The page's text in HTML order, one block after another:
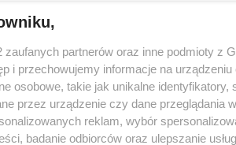
zaufanych partnerów oraz inne podmioty z
i przechowujemy informacje na urządzeniu
osobowe, takie jak unikalne identyfikatory,
przez urządzenie czy dane przeglądania
reklam, wybór
badanie odbiorców oraz ulepszanie